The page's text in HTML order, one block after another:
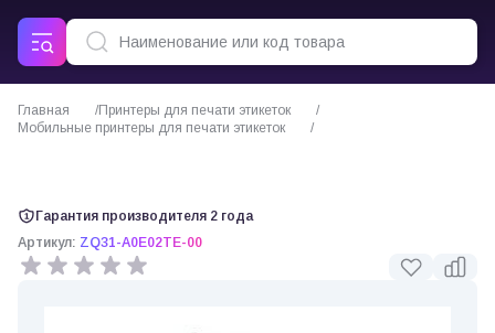
Главная
Принтеры для печати этикеток
Мобильные принтеры для печати этикеток
Гарантия производителя 2 года
Артикул: ZQ31-A0E02TE-00